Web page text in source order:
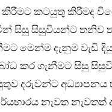
කිරීමට කටයුතු කිරීමද
සිසු සිසුවියන්ට තනිව
මෙන්ම දැනුම වැඩි
කර ගැනීමට සිසු
දරුවන්ට අධ්‍යාපනය
නැවත